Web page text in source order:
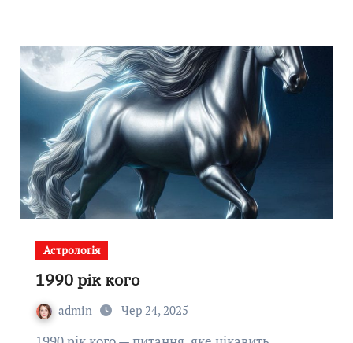
Астрологія
1990 рік кого
admin Чер 24, 2025